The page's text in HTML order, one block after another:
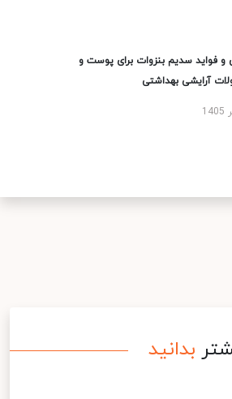
فواید سدیم بنزوات برای پوست و
آرایشی بهداشتی
بدانید